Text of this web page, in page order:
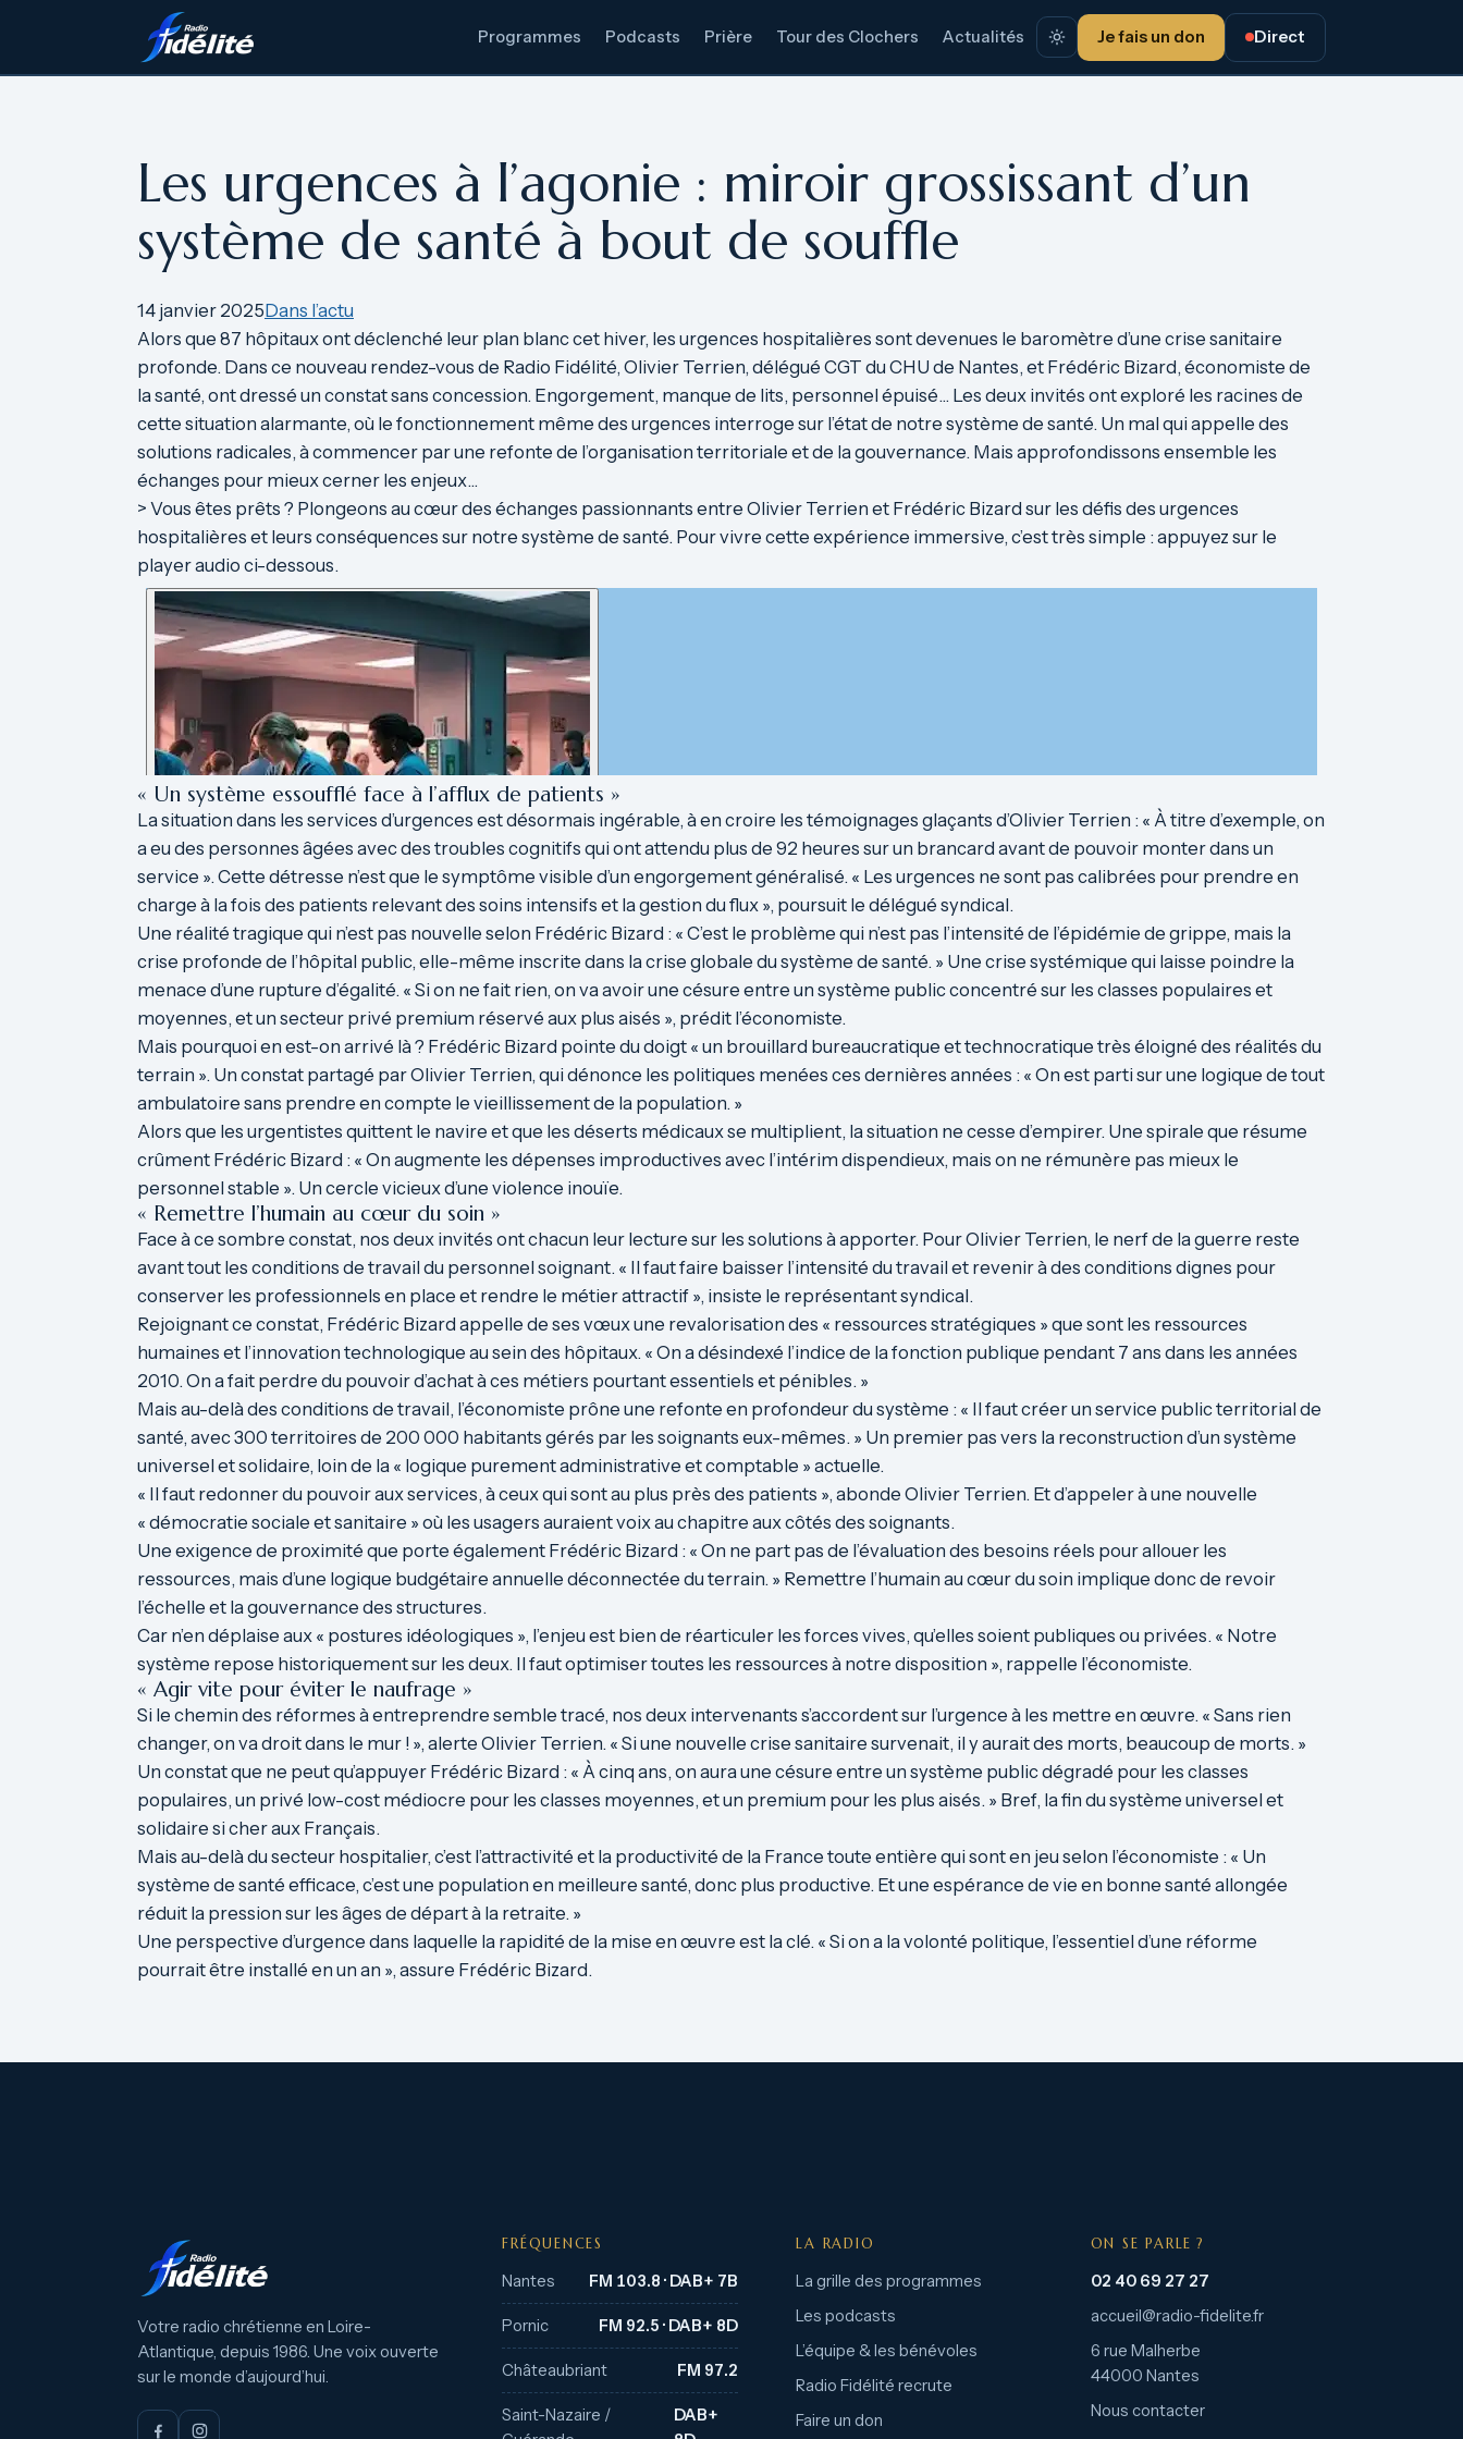
contenu
Programmes Podcasts Prière Tour des Clochers Actualités Je fais un don Direct
Les urgences à l’agonie : miroir grossissant d’un
système de santé à bout de souffle
14 janvier 2025Dans l’actu
Alors que 87 hôpitaux ont déclenché leur plan blanc cet hiver, les urgences hospitalières sont devenues le baromètre d’une crise sanitaire
profonde. Dans ce nouveau rendez-vous de Radio Fidélité, Olivier Terrien, délégué CGT du CHU de Nantes, et Frédéric Bizard, économiste de
la santé, ont dressé un constat sans concession. Engorgement, manque de lits, personnel épuisé… Les deux invités ont exploré les racines de
cette situation alarmante, où le fonctionnement même des urgences interroge sur l’état de notre système de santé. Un mal qui appelle des
solutions radicales, à commencer par une refonte de l’organisation territoriale et de la gouvernance. Mais approfondissons ensemble les
échanges pour mieux cerner les enjeux…
> Vous êtes prêts ? Plongeons au cœur des échanges passionnants entre Olivier Terrien et Frédéric Bizard sur les défis des urgences
hospitalières et leurs conséquences sur notre système de santé. Pour vivre cette expérience immersive, c’est très simple : appuyez sur le
player audio ci-dessous.
« Un système essoufflé face à l’afflux de patients »
La situation dans les services d’urgences est désormais ingérable, à en croire les témoignages glaçants d’Olivier Terrien : « À titre d’exemple, on
a eu des personnes âgées avec des troubles cognitifs qui ont attendu plus de 92 heures sur un brancard avant de pouvoir monter dans un
service ». Cette détresse n’est que le symptôme visible d’un engorgement généralisé. « Les urgences ne sont pas calibrées pour prendre en
charge à la fois des patients relevant des soins intensifs et la gestion du flux », poursuit le délégué syndical.
Une réalité tragique qui n’est pas nouvelle selon Frédéric Bizard : « C’est le problème qui n’est pas l’intensité de l’épidémie de grippe, mais la
crise profonde de l’hôpital public, elle-même inscrite dans la crise globale du système de santé. » Une crise systémique qui laisse poindre la
menace d’une rupture d’égalité. « Si on ne fait rien, on va avoir une césure entre un système public concentré sur les classes populaires et
moyennes, et un secteur privé premium réservé aux plus aisés », prédit l’économiste.
Mais pourquoi en est-on arrivé là ? Frédéric Bizard pointe du doigt « un brouillard bureaucratique et technocratique très éloigné des réalités du
terrain ». Un constat partagé par Olivier Terrien, qui dénonce les politiques menées ces dernières années : « On est parti sur une logique de tout
ambulatoire sans prendre en compte le vieillissement de la population. »
Alors que les urgentistes quittent le navire et que les déserts médicaux se multiplient, la situation ne cesse d’empirer. Une spirale que résume
crûment Frédéric Bizard : « On augmente les dépenses improductives avec l’intérim dispendieux, mais on ne rémunère pas mieux le
personnel stable ». Un cercle vicieux d’une violence inouïe.
« Remettre l’humain au cœur du soin »
Face à ce sombre constat, nos deux invités ont chacun leur lecture sur les solutions à apporter. Pour Olivier Terrien, le nerf de la guerre reste
avant tout les conditions de travail du personnel soignant. « Il faut faire baisser l’intensité du travail et revenir à des conditions dignes pour
conserver les professionnels en place et rendre le métier attractif », insiste le représentant syndical.
Rejoignant ce constat, Frédéric Bizard appelle de ses vœux une revalorisation des « ressources stratégiques » que sont les ressources
humaines et l’innovation technologique au sein des hôpitaux. « On a désindexé l’indice de la fonction publique pendant 7 ans dans les années
2010. On a fait perdre du pouvoir d’achat à ces métiers pourtant essentiels et pénibles. »
Mais au-delà des conditions de travail, l’économiste prône une refonte en profondeur du système : « Il faut créer un service public territorial de
santé, avec 300 territoires de 200 000 habitants gérés par les soignants eux-mêmes. » Un premier pas vers la reconstruction d’un système
universel et solidaire, loin de la « logique purement administrative et comptable » actuelle.
« Il faut redonner du pouvoir aux services, à ceux qui sont au plus près des patients », abonde Olivier Terrien. Et d’appeler à une nouvelle
« démocratie sociale et sanitaire » où les usagers auraient voix au chapitre aux côtés des soignants.
Une exigence de proximité que porte également Frédéric Bizard : « On ne part pas de l’évaluation des besoins réels pour allouer les
ressources, mais d’une logique budgétaire annuelle déconnectée du terrain. » Remettre l’humain au cœur du soin implique donc de revoir
l’échelle et la gouvernance des structures.
Car n’en déplaise aux « postures idéologiques », l’enjeu est bien de réarticuler les forces vives, qu’elles soient publiques ou privées. « Notre
système repose historiquement sur les deux. Il faut optimiser toutes les ressources à notre disposition », rappelle l’économiste.
« Agir vite pour éviter le naufrage »
Si le chemin des réformes à entreprendre semble tracé, nos deux intervenants s’accordent sur l’urgence à les mettre en œuvre. « Sans rien
changer, on va droit dans le mur ! », alerte Olivier Terrien. « Si une nouvelle crise sanitaire survenait, il y aurait des morts, beaucoup de morts. »
Un constat que ne peut qu’appuyer Frédéric Bizard : « À cinq ans, on aura une césure entre un système public dégradé pour les classes
populaires, un privé low-cost médiocre pour les classes moyennes, et un premium pour les plus aisés. » Bref, la fin du système universel et
solidaire si cher aux Français.
Mais au-delà du secteur hospitalier, c’est l’attractivité et la productivité de la France toute entière qui sont en jeu selon l’économiste : « Un
système de santé efficace, c’est une population en meilleure santé, donc plus productive. Et une espérance de vie en bonne santé allongée
réduit la pression sur les âges de départ à la retraite. »
Une perspective d’urgence dans laquelle la rapidité de la mise en œuvre est la clé. « Si on a la volonté politique, l’essentiel d’une réforme
pourrait être installé en un an », assure Frédéric Bizard.
Votre radio chrétienne en Loire-
Atlantique, depuis 1986. Une voix ouverte
sur le monde d’aujourd’hui.
FRÉQUENCES
Nantes FM 103.8 · DAB+ 7B
Pornic FM 92.5 · DAB+ 8D
Châteaubriant FM 97.2
Saint-Nazaire /
DAB+
LA RADIO
La grille des programmes
Les podcasts
L’équipe & les bénévoles
Radio Fidélité recrute
Faire un don
ON SE PARLE ?
02 40 69 27 27
accueil@radio-fidelite.fr
6 rue Malherbe
44000 Nantes
Nous contacter